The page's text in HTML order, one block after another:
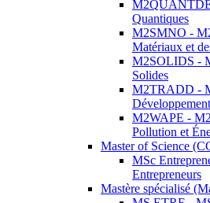
Quantiques
M2SMNO -
Matériaux et
M2SOLIDS -
Solides
M2TRADD -
M2WAPE -
Pollution et
Master of Science
MSc
Entrepreneurs
Mastère spécialisé